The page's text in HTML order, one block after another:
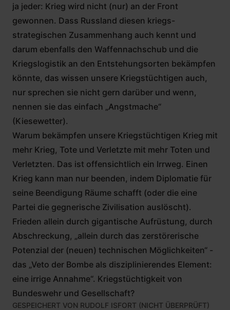
ja jeder: Krieg wird nicht (nur) an der Front
gewonnen. Dass Russland diesen kriegs-
strategischen Zusammenhang auch kennt und
darum ebenfalls den Waffennachschub und die
Kriegslogistik an den Entstehungsorten bekämpfen
könnte, das wissen unsere Kriegstüchtigen auch,
nur sprechen sie nicht gern darüber und wenn,
nennen sie das einfach „Angstmache“
(Kiesewetter).
Warum bekämpfen unsere Kriegstüchtigen Krieg mit
mehr Krieg, Tote und Verletzte mit mehr Toten und
Verletzten. Das ist offensichtlich ein Irrweg. Einen
Krieg kann man nur beenden, indem Diplomatie für
seine Beendigung Räume schafft (oder die eine
Partei die gegnerische Zivilisation auslöscht).
Frieden allein durch gigantische Aufrüstung, durch
Abschreckung, „allein durch das zerstörerische
Potenzial der (neuen) technischen Möglichkeiten“ -
das „Veto der Bombe als disziplinierendes Element:
eine irrige Annahme“. Kriegstüchtigkeit von
Bundeswehr und Gesellschaft?
GESPEICHERT VON RUDOLF ISFORT (NICHT ÜBERPRÜFT)